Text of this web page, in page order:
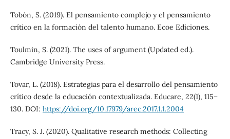
Tobón, S. (2019). El pensamiento complejo y el pensamiento
crítico en la formación del talento humano. Ecoe Ediciones.
Toulmin, S. (2021). The uses of argument (Updated ed.).
Cambridge University Press.
Tovar, L. (2018). Estrategias para el desarrollo del pensamiento
crítico desde la educación contextualizada. Educare, 22(1), 115–
130. DOI: https://doi.org/10.17979/arec.2017.1.1.2004
Tracy, S. J. (2020). Qualitative research methods: Collecting